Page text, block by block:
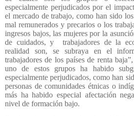
especialmente perjudicados por el
el mercado de trabajo, como han sido
mal remunerados y precarios o los
ingresos bajos, las mujeres por la
de cuidados, y
trabajadores de la
realidad son, se subraya en el
trabajadores de los países de renta
uno de estos grupos ha habido
especialmente perjudicados, como han
personas de comunidades étnicas o
más ha habido especial afectación
nivel de formación bajo.